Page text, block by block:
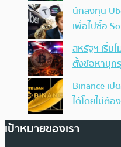
นักลงทุน
เพื่อไปซื้อ
สหรัฐฯ เริ่ม
ตั้งข้อหาบุก
Binance เปิ
ได้โดยไม่ต้
เป้าหมายของเรา